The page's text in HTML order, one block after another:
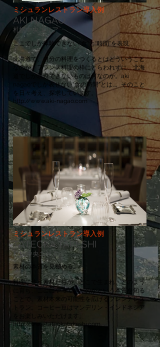
ミシュランレストラン導入例
AKI NAGAO
札幌中央エリア
ここでしか体験できない“食”と“時間”を表現
北海道で、自分の料理をつくるとはどういうこと
なのか。フランス料理の枠にとらわれずに、北海
道でしか表現できないものは何なのか。aki
nagaoでしか表せない“食の時間”とは…。そのこと
を日々考え、探求しています。
http://www.aki-nagao.com
ミシュランレストラン導入例
TATEOKA TAKESHI
札幌中央エリア
素材の本質を見極める。
料理に使う素材たちが、どこで生まれ、どのよう
に育ち、ここにやってきたのかという本質を知る
ことで、素材本来の可能性を広げるフレンチレス
トラン。コーヒー豆はマンデリン・インドネシア
http://www.tateokatakeshi.com